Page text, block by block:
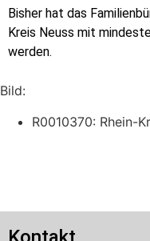
Bisher hat das
Kreis Neuss mit
werden.
Bild:
R0010370: Rhein-